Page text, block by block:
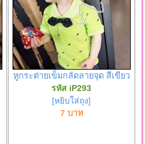
หูกระต่ายเข็มกลัดลายจุด สีเขียว
รหัส iP293
[หยิบใส่ถุง]
7 บาท